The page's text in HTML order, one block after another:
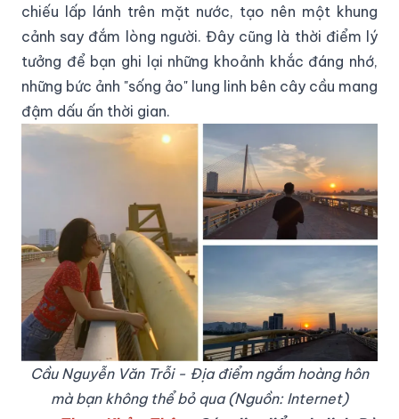
chiếu lấp lánh trên mặt nước, tạo nên một khung
cảnh say đắm lòng người. Đây cũng là thời điểm lý
tưởng để bạn ghi lại những khoảnh khắc đáng nhớ,
những bức ảnh "sống ảo" lung linh bên cây cầu mang
đậm dấu ấn thời gian.
Cầu Nguyễn Văn Trỗi - Địa điểm ngắm hoàng hôn
mà bạn không thể bỏ qua (Nguồn: Internet)